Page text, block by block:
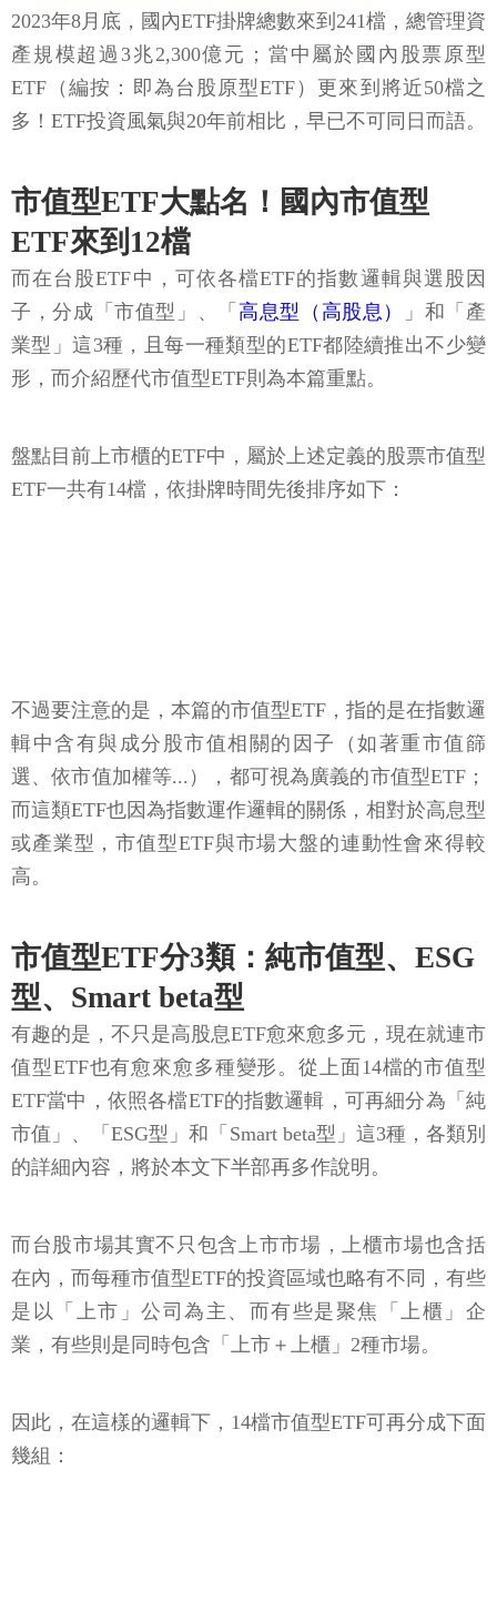
2023年8月底，國內ETF掛牌總數來到241檔，總管理資
產規模超過3兆2,300億元；當中屬於國內股票原型
ETF（編按：即為台股原型ETF）更來到將近50檔之
多！ETF投資風氣與20年前相比，早已不可同日而語。
市值型ETF大點名！國內市值型
ETF來到12檔
而在台股ETF中，可依各檔ETF的指數邏輯與選股因
子，分成「市值型」、「 高息型（高股息）
」和「產
業型」這3種，且每一種類型的ETF都陸續推出不少變
形，而介紹歷代市值型ETF則為本篇重點。
盤點目前上市櫃的ETF中，屬於上述定義的股票市值型
ETF一共有14檔，依掛牌時間先後排序如下：
不過要注意的是，本篇的市值型ETF，指的是在指數邏
輯中含有與成分股市值相關的因子（如著重市值篩
選、依市值加權等...），都可視為廣義的市值型ETF；
而這類ETF也因為指數運作邏輯的關係，相對於高息型
或產業型，市值型ETF與市場大盤的連動性會來得較
高。
市值型ETF分3類：純市值型、ESG
型、Smart beta型
有趣的是，不只是高股息ETF愈來愈多元，現在就連市
值型ETF也有愈來愈多種變形。從上面14檔的市值型
ETF當中，依照各檔ETF的指數邏輯，可再細分為「純
市值」、「ESG型」和「Smart beta型」這3種，各類別
的詳細內容，將於本文下半部再多作說明。
而台股市場其實不只包含上市市場，上櫃市場也含括
在內，而每種市值型ETF的投資區域也略有不同，有些
是以「上市」公司為主、而有些是聚焦「上櫃」企
業，有些則是同時包含「上市＋上櫃」2種市場。
因此，在這樣的邏輯下，14檔市值型ETF可再分成下面
幾組：